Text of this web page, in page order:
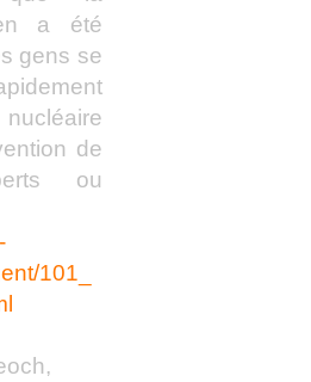
a été
gens se
de
ou
101_